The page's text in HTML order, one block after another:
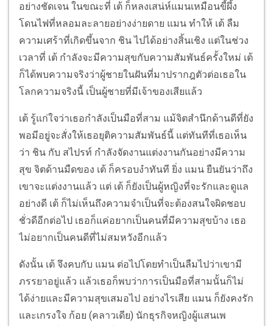
อย่างชัดเจน ในขณะที่ เต้ ก็หลงเสน่ห์แมนเหมือนขี้ผึ้ง
โดนไฟที่หลอมละลายอย่างง่ายดาย แมน ทำให้ เต้ ลืม
ความเศร้าที่เกิดขึ้นจาก ชิน ไปได้อย่างสิ้นเชิง แต่ในช่วง
เวลาที่ เต้ กำลังจะมีความสุขกับความสัมพันธ์ครั้งใหม่ เต้
ก็ได้พบความจริงว่าผู้ชายในฝันที่มาปรากฎตัวต่อเธอใน
โลกความจริงนี้ เป็นผู้ชายที่มีเจ้าของเสียแล้ว
เต้ รู้แก่ใจว่าเธอกำลังเป็นมือที่สาม แม้จิตสำนึกด้านดีที่ยัง
พอมีอยู่จะสั่งให้เธอยุติความสัมพันธ์นี้ แต่ทันทีที่เธอเห็น
ว่า ชิน กับ สไปรท์ กำลังจัดงานแต่งงานกันอย่างมีความ
สุข จิตด้านมืดของ เต้ ก็ครอบงำทันที ยิ่ง แมน ยืนยันว่าถึง
เขาจะแต่งงานแล้ว แต่ เต้ ก็ยังเป็นผู้หญิงที่จะรักและดูแล
อย่างดี เต้ ก็ไม่เห็นถึงความจำเป็นที่จะต้องสนใจผิดชอบ
ชั่วดีอีกต่อไป เธอก็แค่อยากเป็นคนที่มีความสุขบ้าง เธอ
ไม่อยากเป็นคนดีที่ไม่สมหวังอีกแล้ว
ดังนั้น เต้ จึงคบกับ แมน ต่อไปโดยทำเป็นลืมไปว่าเขามี
ภรรยาอยู่แล้ว แล้วเธอก็พบว่าการเป็นมือที่สามนั้นก็ไม่
ได้ง่ายและมีความสุขเสมอไป อย่างไรเสีย แมน ก็ยังคงรัก
และเกรงใจ ก้อย (คลาวเดีย) นักธุรกิจหญิงผู้แสนเพ